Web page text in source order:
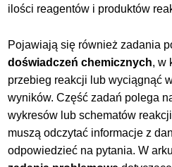
ilości reagentów i produktów
Pojawiają się również zadania
doświadczeń chemicznych, w
przebieg reakcji lub wyciągnąć
wyników. Część zadań polega
wykresów lub schematów
muszą odczytać informacje z
odpowiedzieć na pytania. W